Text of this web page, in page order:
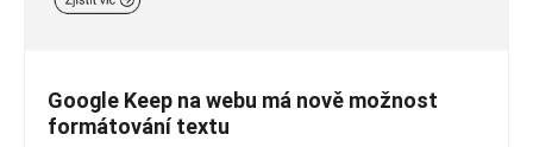
Google Keep na webu má nově možnost
formátování textu